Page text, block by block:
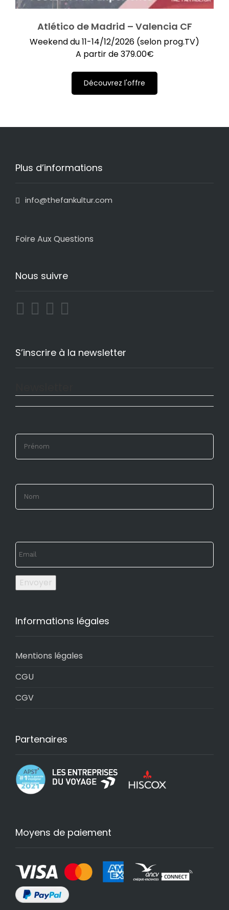
Atlético de Madrid – Valencia CF
Weekend du 11-14/12/2026 (selon prog.TV)
A partir de379.00€
Découvrez l'offre
Plus d’informations
info@thefankultur.com
Foire Aux Questions
Nous suivre
S’inscrire à la newsletter
Envoyer
Informations légales
Mentions légales
CGU
CGV
Partenaires
Moyens de paiement